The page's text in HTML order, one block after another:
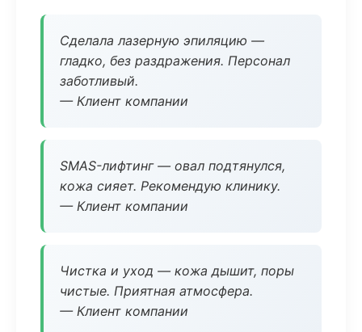
Сделала лазерную эпиляцию —
гладко, без раздражения. Персонал
заботливый.
— Клиент компании
SMAS-лифтинг — овал подтянулся,
кожа сияет. Рекомендую клинику.
— Клиент компании
Чистка и уход — кожа дышит, поры
чистые. Приятная атмосфера.
— Клиент компании